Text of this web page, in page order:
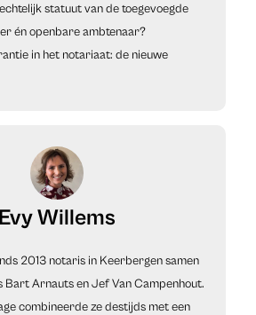
statuut van de toegevoegde
én openbare ambtenaar?
in het notariaat: de nieuwe
Evy Willems
2013 notaris in Keerbergen samen
Bart Arnauts en Jef Van Campenhout.
combineerde ze destijds met een